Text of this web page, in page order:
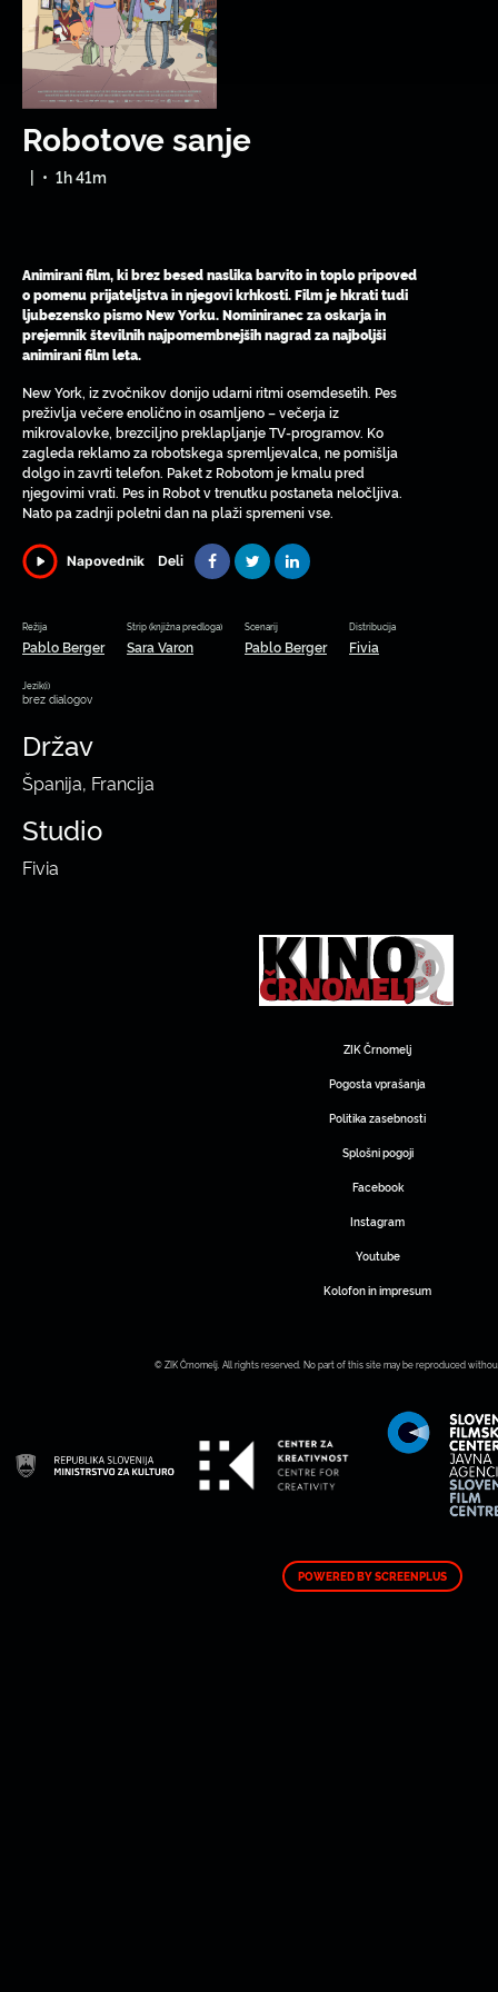
Robotove sanje
| • 1h 41m
Animirani film, ki brez besed naslika barvito in toplo pripoved
o pomenu prijateljstva in njegovi krhkosti. Film je hkrati tudi
ljubezensko pismo New Yorku. Nominiranec za oskarja in
prejemnik številnih najpomembnejših nagrad za najboljši
animirani film leta.
New York, iz zvočnikov donijo udarni ritmi osemdesetih. Pes
preživlja večere enolično in osamljeno – večerja iz
mikrovalovke, brezciljno preklapljanje TV-programov. Ko
zagleda reklamo za robotskega spremljevalca, ne pomišlja
dolgo in zavrti telefon. Paket z Robotom je kmalu pred
njegovimi vrati. Pes in Robot v trenutku postaneta neločljiva.
Nato pa zadnji poletni dan na plaži spremeni vse.
Napovednik Deli
Režija
Pablo Berger
Strip (knjižna predloga)
Sara Varon
Scenarij
Pablo Berger
Distribucija
Fivia
Jezik(i)
brez dialogov
Držav
Španija, Francija
Studio
Fivia
ZIK Črnomelj
Pogosta vprašanja
Politika zasebnosti
Splošni pogoji
Facebook
Instagram
Youtube
Kolofon in impresum
© ZIK Črnomelj. All rights reserved. No part of this site may be reproduced
POWERED BY SCREENPLUS